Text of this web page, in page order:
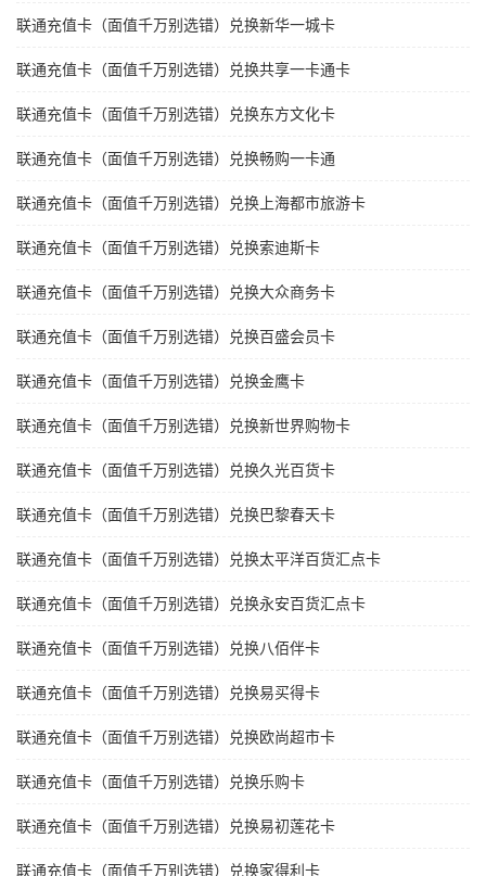
联通充值卡（面值千万别选错）兑换新华一城卡
联通充值卡（面值千万别选错）兑换共享一卡通卡
联通充值卡（面值千万别选错）兑换东方文化卡
联通充值卡（面值千万别选错）兑换畅购一卡通
联通充值卡（面值千万别选错）兑换上海都市旅游卡
联通充值卡（面值千万别选错）兑换索迪斯卡
联通充值卡（面值千万别选错）兑换大众商务卡
联通充值卡（面值千万别选错）兑换百盛会员卡
联通充值卡（面值千万别选错）兑换金鹰卡
联通充值卡（面值千万别选错）兑换新世界购物卡
联通充值卡（面值千万别选错）兑换久光百货卡
联通充值卡（面值千万别选错）兑换巴黎春天卡
联通充值卡（面值千万别选错）兑换太平洋百货汇点卡
联通充值卡（面值千万别选错）兑换永安百货汇点卡
联通充值卡（面值千万别选错）兑换八佰伴卡
联通充值卡（面值千万别选错）兑换易买得卡
联通充值卡（面值千万别选错）兑换欧尚超市卡
联通充值卡（面值千万别选错）兑换乐购卡
联通充值卡（面值千万别选错）兑换易初莲花卡
联通充值卡（面值千万别选错）兑换家得利卡